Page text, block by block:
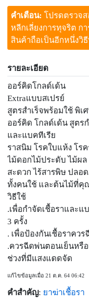
คำเตือน: โปรดตรวจ
หลีกเลี่ยงการทุจริต ก
สินค้าถือเป็นอีกหนึ่งวิ
รายละเอียด
ออร์คิดโกลด์เด้น
Extraแบบสเปรย์
สูตรสำเร็จพร้อมใช้ พิเ
ออร์คิด โกลด์เด้น สูตร
และแบคทีเรีย
ราสนิม โรคใบแห้ง โร
ไม้ดอกไม้ประดับ ไม้ผ
สะดวก ไร้สารพิษ ปลอ
ทั้งคนใช้ และต้นไม้ที่คุ
วิธีใช้
.เพื่อกำจัดเชื้อราและ
3 ครั้ง
. เพื่อป้องกันเชื้อราคว
.ควรฉีดพ่นตอนเย็นหรื
ช่วงที่มีแสงแดดจัด
แก้ไขข้อมูลเมื่อ 21 ต.ค. 64 06:42
คำสำคัญ: ยาฆ่าเชื้อรา